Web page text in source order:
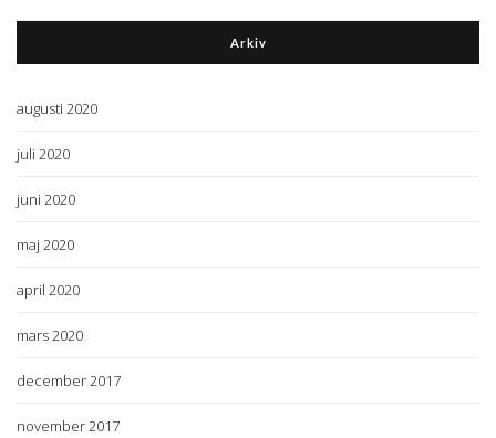
Arkiv
augusti 2020
juli 2020
juni 2020
maj 2020
april 2020
mars 2020
december 2017
november 2017